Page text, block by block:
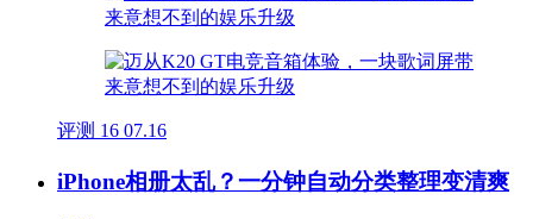
评测 16 07.16
iPhone相册太乱？一分钟自动分类整理变清爽